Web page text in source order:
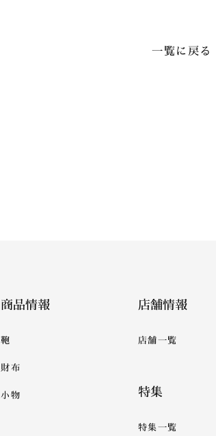
一覧に戻る
商品情報
鞄
財布
小物
店舗情報
店舗一覧
特集
特集一覧